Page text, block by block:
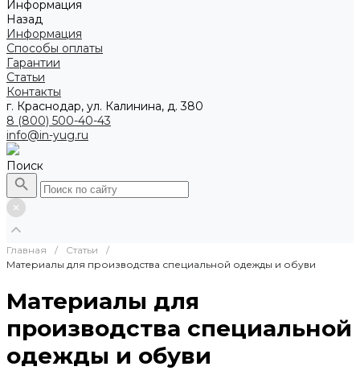
Информация
Назад
Информация
Способы оплаты
Гарантии
Статьи
Контакты
г. Краснодар, ул. Калинина, д. 380
8 (800) 500-40-43
info@in-yug.ru
Поиск
Главная / Статьи
/
Материалы для производства специальной одежды и обуви
Материалы для
производства специальной
одежды и обуви